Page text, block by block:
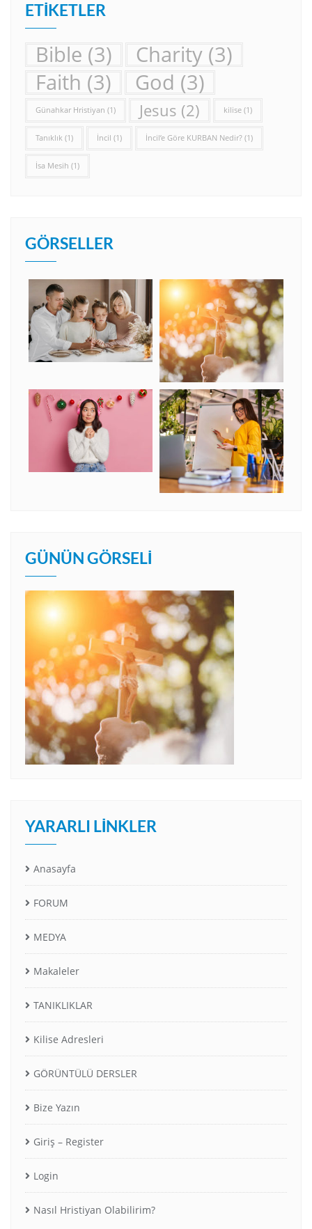
ETIKETLER
Bible (3) Charity (3)
Faith (3) God (3)
Günahkar Hristiyan (1) Jesus (2) kilise (1)
Tanıklık (1) İncil (1) İncil’e Göre KURBAN Nedir? (1)
İsa Mesih (1)
GÖRSELLER
GÜNÜN GÖRSELI
YARARLI LINKLER
Anasayfa
FORUM
MEDYA
Makaleler
TANIKLIKLAR
Kilise Adresleri
GÖRÜNTÜLÜ DERSLER
Bize Yazın
Giriş – Register
Login
Nasıl Hristiyan Olabilirim?